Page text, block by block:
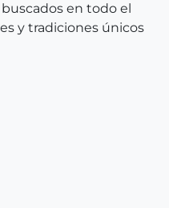
en todo el
y tradiciones únicos